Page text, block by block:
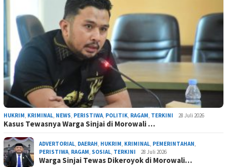
HUKRIM, KRIMINAL, NEWS, PERISTIWA, POLITIK, RAGAM, TERKINI 28 Juli 2026
Kasus Tewasnya Warga Sinjai di Morowali …
ADVERTORIAL, DAERAH, HUKRIM, KRIMINAL, PEMERINTAHAN,
PERISTIWA, RAGAM, SOSIAL, TERKINI 28 Juli 2026
Warga Sinjai Tewas Dikeroyok di Morowali…